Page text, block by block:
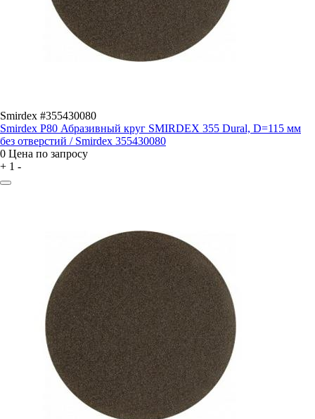
Smirdex #355430080
Smirdex P80 Абразивный круг SMIRDEX 355 Dural, D=115 мм
без отверстий / Smirdex 355430080
0 Цена по запросу
+ 1 -